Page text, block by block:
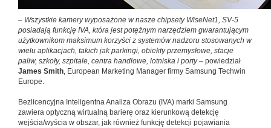
– Wszystkie kamery wyposażone w nasze chipsety WiseNet1, SV-5
posiadają funkcję IVA, która jest potężnym narzędziem gwarantującym
użytkownikom maksimum korzyści z systemów nadzoru stosowanych w
wielu aplikacjach, takich jak parkingi, obiekty przemysłowe, stacje
paliw, szkoły, szpitale, centra handlowe, lotniska i porty– powiedział
James Smith, European Marketing Manager firmy Samsung Techwin
Europe.
Bezlicencyjna Inteligentna Analiza Obrazu (IVA) marki Samsung
zawiera optyczną wirtualną barierę oraz kierunkową detekcję
wejścia/wyścia w obszar, jak również funkcję detekcji pojawiania